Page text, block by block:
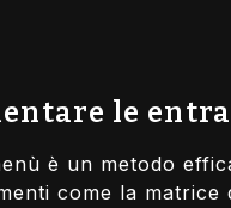
le
è un metodo
come la